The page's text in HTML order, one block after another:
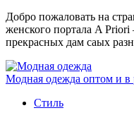
Добро пожаловать на
женского портала A
прекрасных дам саых
Модная одежда оптом и в
Стиль